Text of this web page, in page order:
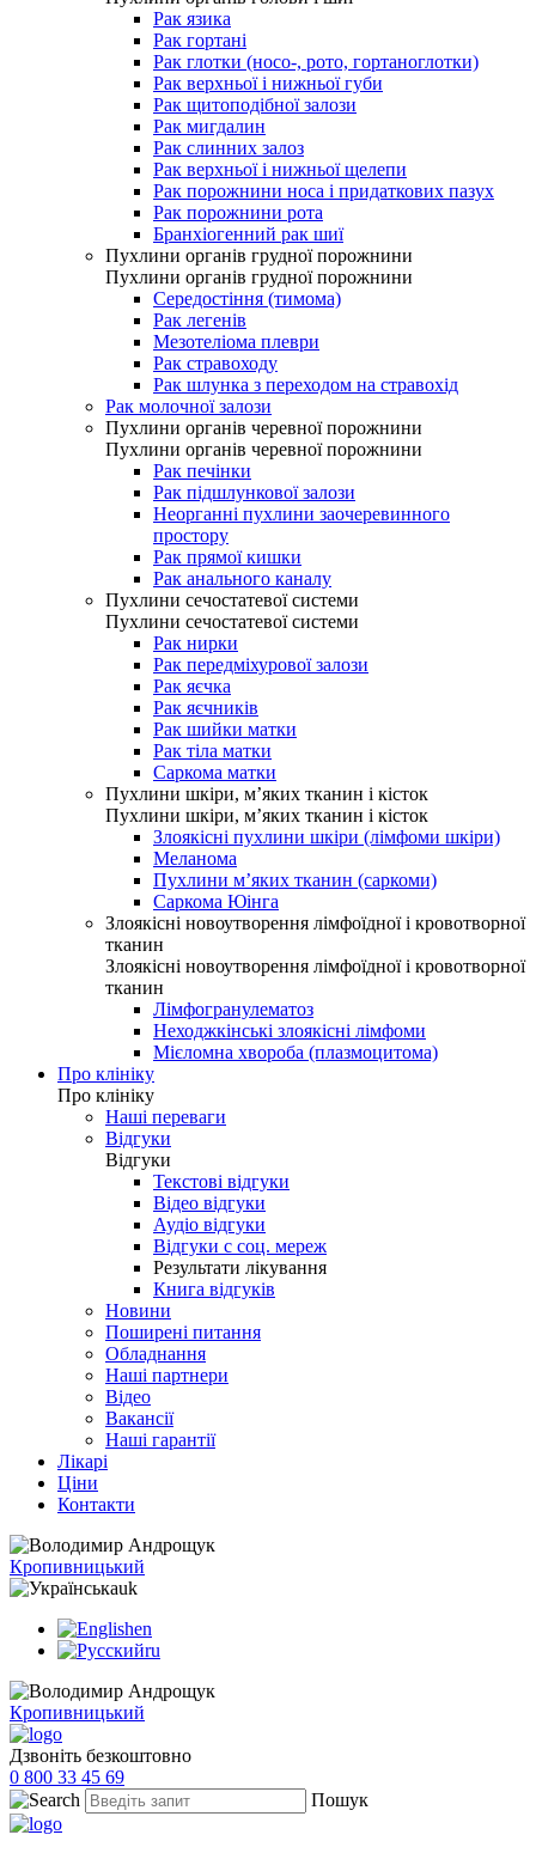
Рак язика
Рак гортані
Рак глотки (носо-, рото, гортаноглотки)
Рак верхньої і нижньої губи
Рак щитоподібної залози
Рак мигдалин
Рак слинних залоз
Рак верхньої і нижньої щелепи
Рак порожнини носа і придаткових пазух
Рак порожнини рота
Бранхіогенний рак шиї
Пухлини органів грудної порожнини
Пухлини органів грудної порожнини
Середостіння (тимома)
Рак легенів
Мезотеліома плеври
Рак стравоходу
Рак шлунка з переходом на стравохід
Рак молочної залози
Пухлини органів черевної порожнини
Пухлини органів черевної порожнини
Рак печінки
Рак підшлункової залози
Неорганні пухлини заочеревинного
простору
Рак прямої кишки
Рак анального каналу
Пухлини сечостатевої системи
Пухлини сечостатевої системи
Рак нирки
Рак передміхурової залози
Рак яєчка
Рак яєчників
Рак шийки матки
Рак тіла матки
Саркома матки
Пухлини шкіри, м’яких тканин і кісток
Пухлини шкіри, м’яких тканин і кісток
Злоякісні пухлини шкіри (лімфоми шкіри)
Меланома
Пухлини м’яких тканин (саркоми)
Саркома Юінга
Злоякісні новоутворення лімфоїдної і кровотворної
тканин
Злоякісні новоутворення лімфоїдної і кровотворної
тканин
Лімфогранулематоз
Неходжкінські злоякісні лімфоми
Мієломна хвороба (плазмоцитома)
Про клініку
Про клініку
Наші переваги
Відгуки
Відгуки
Текстові відгуки
Відео відгуки
Аудіо відгуки
Відгуки с соц. мереж
Результати лікування
Книга відгуків
Новини
Поширені питання
Обладнання
Наші партнери
Відео
Вакансії
Наші гарантії
Лікарі
Ціни
Контакти
Кропивницький
uk
en
ru
Кропивницький
Дзвоніть безкоштовно
0 800 33 45 69
Пошук